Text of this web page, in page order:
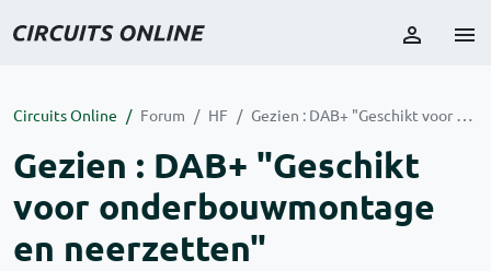
Circuits Online Forum HF Gezien : DAB+ "Geschikt voor onderbouwmontage en neerzetten"
Gezien : DAB+ "Geschikt
voor onderbouwmontage
en neerzetten"